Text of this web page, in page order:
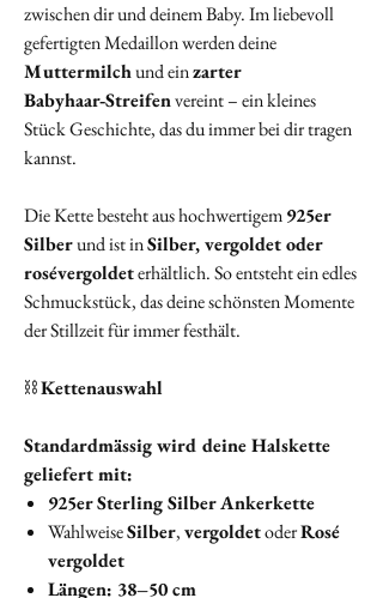
zwischen dir und deinem Baby. Im liebevoll
gefertigten Medaillon werden deine
Muttermilchund einzarter
Babyhaar‑Streifenvereint – ein kleines
Stück Geschichte, das du immer bei dir tragen
kannst.
Die Kette besteht aus hochwertigem925er
Silberund ist inSilber, vergoldet oder
rosévergoldeterhältlich. So entsteht ein edles
Schmuckstück, das deine schönsten Momente
der Stillzeit für immer festhält.
⛓️Kettenauswahl
Standardmässig wird deine Halskette
geliefert mit:
925er Sterling Silber Ankerkette
WahlweiseSilber,vergoldetoderRosé
vergoldet
Längen: 38–50 cm